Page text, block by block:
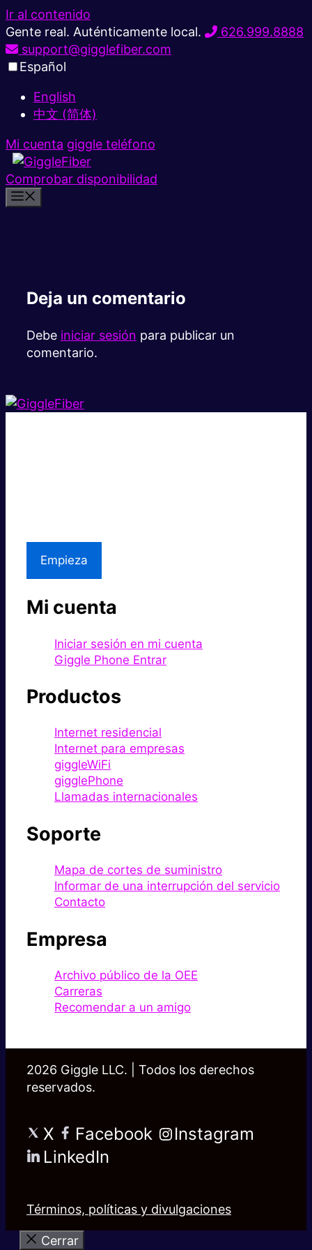
Ir al contenido
Gente real. Auténticamente local.
626.999.8888
support@gigglefiber.com
Español
English
中文 (简体)
Mi cuenta giggle teléfono
Comprobar disponibilidad
Deja un comentario
Debe iniciar sesión para publicar un
comentario.
Empieza
Mi cuenta
Iniciar sesión en mi cuenta
Giggle Phone Entrar
Productos
Internet residencial
Internet para empresas
giggleWiFi
gigglePhone
Llamadas internacionales
Soporte
Mapa de cortes de suministro
Informar de una interrupción del servicio
Contacto
Empresa
Archivo público de la OEE
Carreras
Recomendar a un amigo
2026 Giggle LLC. | Todos los derechos
reservados.
X Facebook
Instagram
LinkedIn
Términos, políticas y divulgaciones
Cerrar